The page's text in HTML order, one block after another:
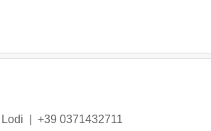
Lodi +39 0371432711